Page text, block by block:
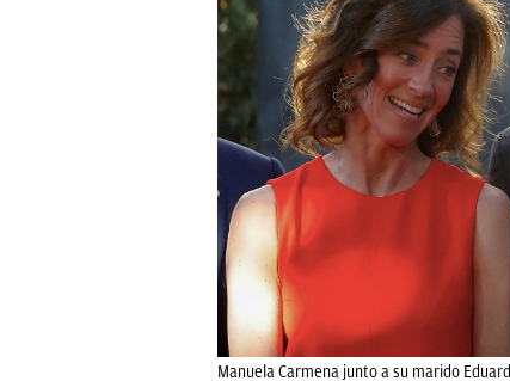
Manuela Carmena junto a su marido